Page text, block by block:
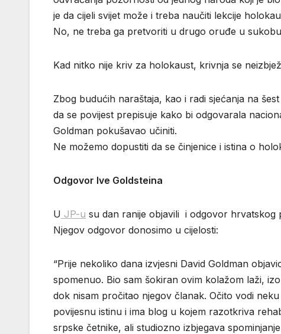
je da cijeli svijet može i treba naučiti lekcije
No, ne treba ga pretvoriti u drugo oruđe u
Kad nitko nije kriv za holokaust, krivnja se
Zbog budućih naraštaja, kao i radi sjećanja na
da se povijest prepisuje kako bi odgovarala
Goldman pokušavao učiniti.
Ne možemo dopustiti da se činjenice i istina o
Odgovor Ive Goldsteina
U JP-u su dan ranije objavili i odgovor hrvatskog
Njegov odgovor donosimo u cijelosti:
“Prije nekoliko dana izvjesni David Goldman
spomenuo. Bio sam šokiran ovim kolažom laži,
dok nisam pročitao njegov članak. Očito vodi
povijesnu istinu i ima blog u kojem razotkriva
srpske četnike, ali studiozno izbjegava